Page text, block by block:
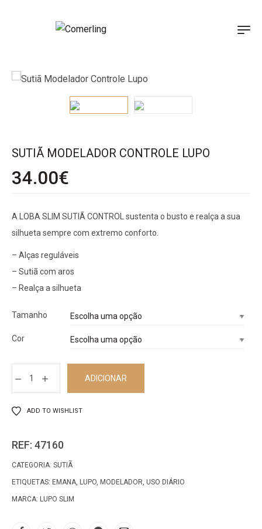
SUTIÃ MODELADOR CONTROLE LUPO
34.00€
A LOBA SLIM SUTIÃ CONTROL sustenta o busto e realça a sua
silhueta sempre com extremo conforto.
– Alças reguláveis
– Sutiã com aros
– Realça a silhueta
Tamanho
Cor
ADICIONAR
ADD TO WISHLIST
REF: 47160
CATEGORIA: SUTIÃ
ETIQUETAS: EMANA, LUPO, MODELADOR, USO DIÁRIO
MARCA: LUPO SLIM